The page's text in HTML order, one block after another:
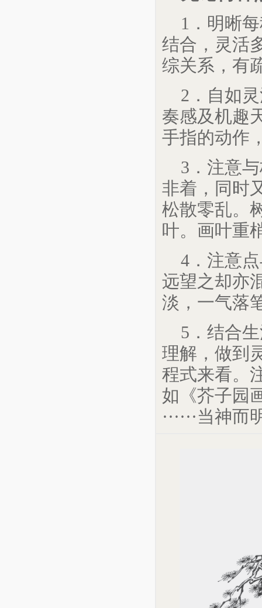
1．明晰
结合，灵活
综关系，有
2．自如
奏感及机趣
手指的动作
3．注意
非着，同时
松散零乱。
叶。画叶重
4．注意
远望之却亦
淡，一气落
5．结合
理解，做到
程式来看。
如《芥子园
······当神